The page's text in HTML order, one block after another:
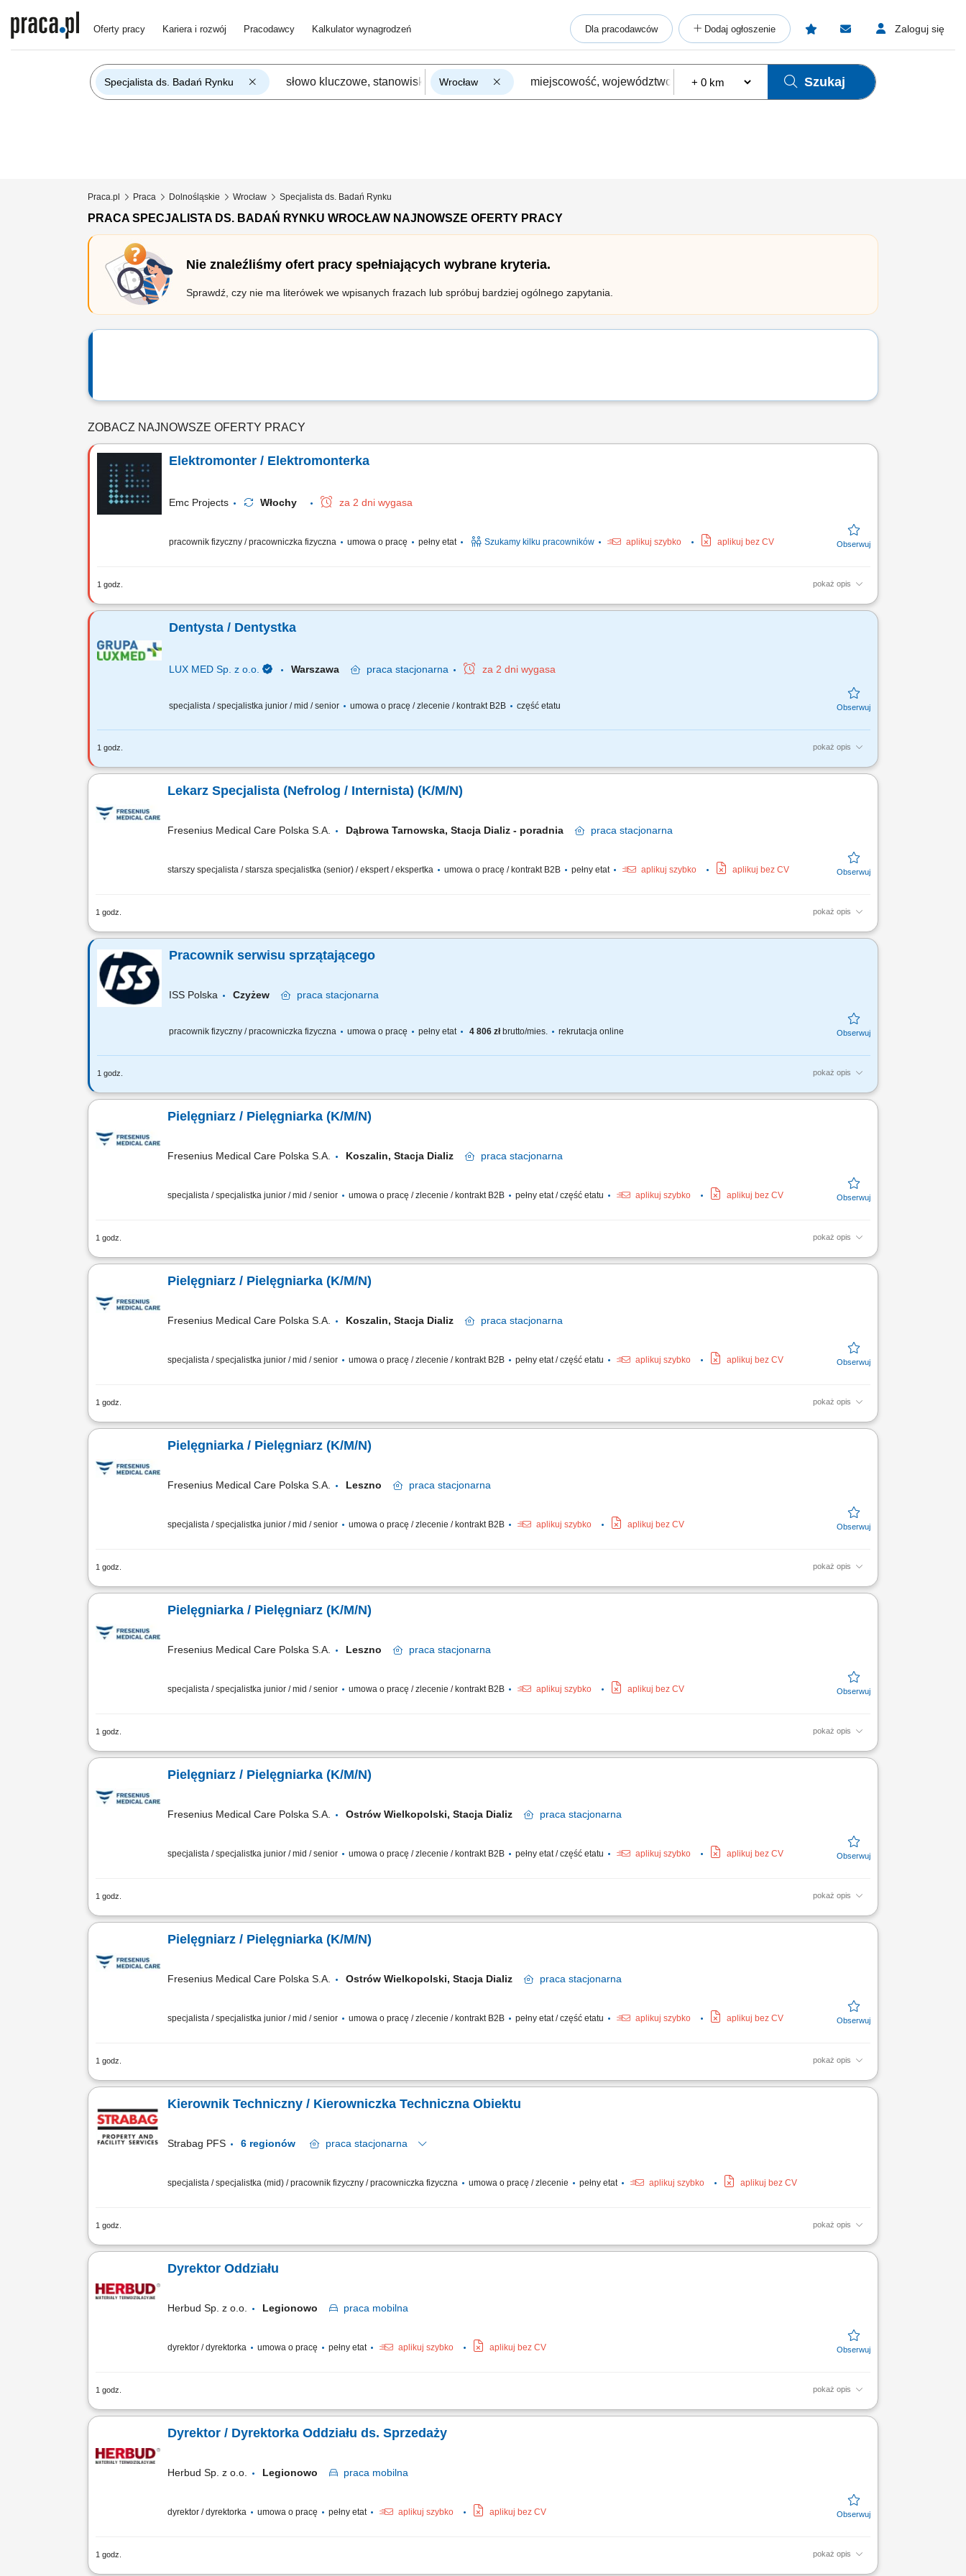
Oferty pracy Kariera i rozwój Pracodawcy Kalkulator wynagrodzeń Dla pracodawców Dodaj ogłoszenie Zaloguj się
Specjalista ds. Badań Rynku Wrocław Szukaj
Praca.pl Praca Dolnośląskie Wrocław Specjalista ds. Badań Rynku
PRACA SPECJALISTA DS. BADAŃ RYNKU WROCŁAW NAJNOWSZE OFERTY PRACY
Nie znaleźliśmy ofert pracy spełniających wybrane kryteria.
Sprawdź, czy nie ma literówek we wpisanych frazach lub spróbuj bardziej ogólnego zapytania.
ZOBACZ NAJNOWSZE OFERTY PRACY
Elektromonter / Elektromonterka
Emc Projects Włochy za 2 dni wygasa
pracownik fizyczny / pracowniczka fizyczna umowa o pracę pełny etat Szukamy kilku pracowników aplikuj szybko aplikuj bez CV
1 godz. pokaż opis
Zakres obowiązków: Realizacja prac montażowych oraz serwisowych przy instalacjach elektrycznych na projektach przemysłowych w Europie. Wykonywanie prac
Dentysta / Dentystka
LUX MED Sp. z o.o. Warszawa praca stacjonarna za 2 dni wygasa
specjalista / specjalistka junior / mid / senior umowa o pracę / zlecenie / kontrakt B2B część etatu
1 godz. pokaż opis
Nasze oczekiwania wobec Ciebie: wykształcenie kierunkowe - ukończenie studiów na kierunku lekarsko dentystycznym, doceniamy doświadczenie zawodowe w
Lekarz Specjalista (Nefrolog / Internista) (K/M/N)
Fresenius Medical Care Polska S.A. Dąbrowa Tarnowska, Stacja Dializ - poradnia praca stacjonarna
starszy specjalista / starsza specjalistka (senior) / ekspert / ekspertka umowa o pracę / kontrakt B2B pełny etat aplikuj szybko aplikuj bez CV
1 godz. pokaż opis
Opis stanowiska: Kompleksowa opieka nad pacjentami z chorobami nerek - od wczesnych stadiów przewlekłej choroby nerek, przez schyłkową niewydolność nerek, aż
Pracownik serwisu sprzątającego
ISS Polska Czyżew praca stacjonarna
pracownik fizyczny / pracowniczka fizyczna umowa o pracę pełny etat 4 806 złbrutto/mies. rekrutacja online
1 godz. pokaż opis
Godziny pracy: 6:00 - 14:00 lub 14:00 - 22:00 Zakres obowiązków: Utrzymanie czystości w obszarze: Hali produkcyjnej (mycie i czyszczenie: podłóg, maszyn,
Pielęgniarz / Pielęgniarka (K/M/N)
Fresenius Medical Care Polska S.A. Koszalin, Stacja Dializ praca stacjonarna
specjalista / specjalistka junior / mid / senior umowa o pracę / zlecenie / kontrakt B2B pełny etat / część etatu aplikuj szybko aplikuj bez CV
1 godz. pokaż opis
Opis stanowiska: Dokumentowanie przebiegu dializy i procesów pielęgnacyjnych; Przygotowanie stanowiska dializacyjnego, przygotowanie maszyny do dializy oraz
Pielęgniarz / Pielęgniarka (K/M/N)
Fresenius Medical Care Polska S.A. Koszalin, Stacja Dializ praca stacjonarna
specjalista / specjalistka junior / mid / senior umowa o pracę / zlecenie / kontrakt B2B pełny etat / część etatu aplikuj szybko aplikuj bez CV
1 godz. pokaż opis
Opis stanowiska: Prowadzenie i archiwizacja dokumentacji medycznej oraz kart przebiegu zabiegu i opieki pielęgniarskiej Kompleksowe uzbrajanie stanowiska
Pielęgniarka / Pielęgniarz (K/M/N)
Fresenius Medical Care Polska S.A. Leszno praca stacjonarna
specjalista / specjalistka junior / mid / senior umowa o pracę / zlecenie / kontrakt B2B aplikuj szybko aplikuj bez CV
1 godz. pokaż opis
Opis stanowiska: prowadzenie zabiegów hemodializy, opieka pielęgniarska nad pacjentami hemodializowanymi, prowadzenie elektronicznej dokumentacji medycznej​​​.
Pielęgniarka / Pielęgniarz (K/M/N)
Fresenius Medical Care Polska S.A. Leszno praca stacjonarna
specjalista / specjalistka junior / mid / senior umowa o pracę / zlecenie / kontrakt B2B aplikuj szybko aplikuj bez CV
1 godz. pokaż opis
Zadania: Prowadzenie zabiegów hemodializy u pacjentów stacji dializ; Kompleksowa opieka pielęgniarska nad osobami hemodializowanymi; Prowadzenie bieżącej
Pielęgniarz / Pielęgniarka (K/M/N)
Fresenius Medical Care Polska S.A. Ostrów Wielkopolski, Stacja Dializ praca stacjonarna
specjalista / specjalistka junior / mid / senior umowa o pracę / zlecenie / kontrakt B2B pełny etat / część etatu aplikuj szybko aplikuj bez CV
1 godz. pokaż opis
Opis stanowiska: Dokumentowanie przebiegu dializy i procesów pielęgnacyjnych; Przygotowanie stanowiska dializacyjnego, przygotowanie maszyny do dializy oraz
Pielęgniarz / Pielęgniarka (K/M/N)
Fresenius Medical Care Polska S.A. Ostrów Wielkopolski, Stacja Dializ praca stacjonarna
specjalista / specjalistka junior / mid / senior umowa o pracę / zlecenie / kontrakt B2B pełny etat / część etatu aplikuj szybko aplikuj bez CV
1 godz. pokaż opis
Zadania: Przygotowanie stanowiska zabiegowego, aparatury oraz dializatorów. Kwalifikacja pacjenta do zabiegu poprzez pomiar parametrów życiowych i ocenę
Kierownik Techniczny / Kierowniczka Techniczna Obiektu
Strabag PFS praca stacjonarna
specjalista / specjalistka (mid) / pracownik fizyczny / pracowniczka fizyczna umowa o pracę / zlecenie pełny etat aplikuj szybko aplikuj bez CV
1 godz. pokaż opis
Zadania: nadzór nad przebiegiem procesów operacyjnych w Spółce w zakresie utrzymania jakości obsługi, zgodności realizacji usługi z umową, wsparcia operacyjnego i
Dyrektor Oddziału
Herbud Sp. z o.o. Legionowo praca mobilna
dyrektor / dyrektorka umowa o pracę pełny etat aplikuj szybko aplikuj bez CV
1 godz. pokaż opis
Twój zakres obowiązków: organizacja pracy zespołu handlowców, nadzór nad realizacją celów handlowych oraz monitorowaniem rynku organizacja pracy i nadzór nad
Dyrektor / Dyrektorka Oddziału ds. Sprzedaży
Herbud Sp. z o.o. Legionowo praca mobilna
dyrektor / dyrektorka umowa o pracę pełny etat aplikuj szybko aplikuj bez CV
1 godz. pokaż opis
Opis stanowiska Nadzór nad prawidłowym funkcjonowaniem działu handlowego oraz powiązanego z nim obszaru logistycznego. Wspieranie podległych handlowców